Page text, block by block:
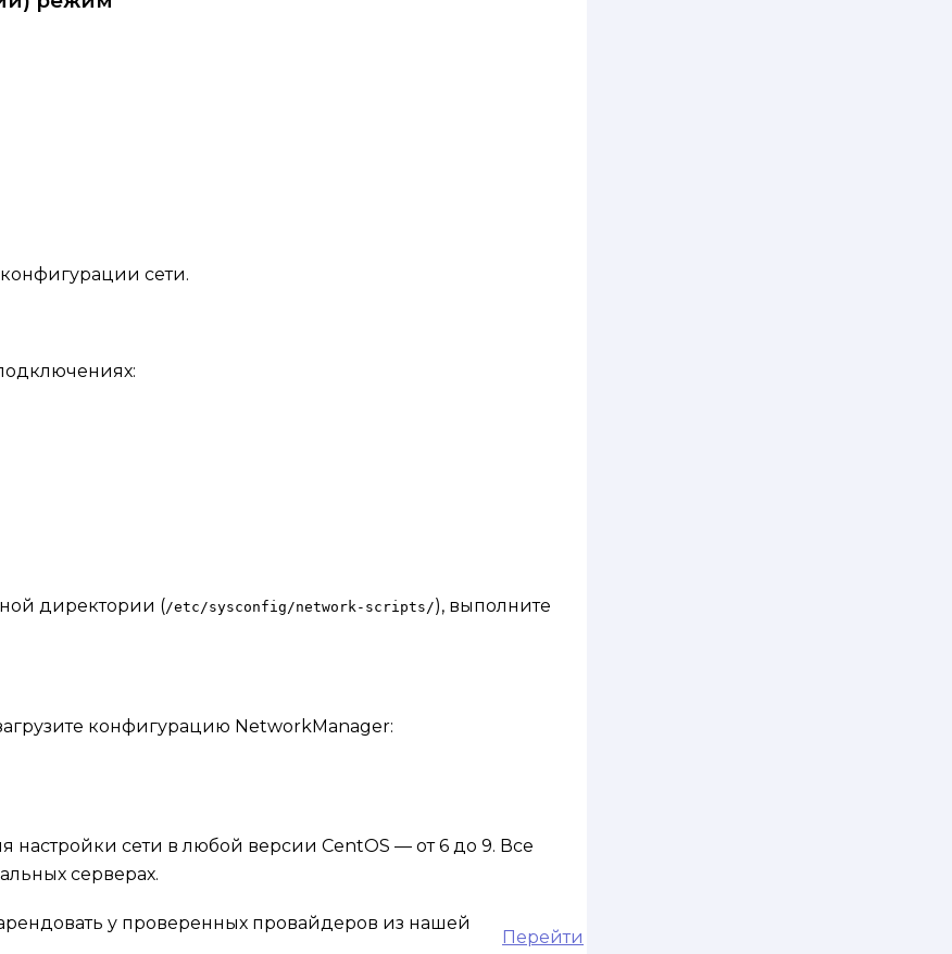
сети.
директории (/etc/sysconfig/network-scripts/), выполните
конфигурацию NetworkManager:
сети в любой версии CentOS — от 6 до 9. Все
серверах.
у проверенных провайдеров из нашей
Перейти